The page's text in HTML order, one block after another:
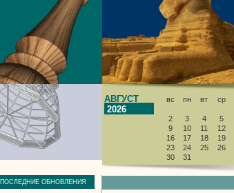
АВГУСТ
2026
вс пн вт ср
2
3 4 5
9
10 11 12
16
17 18 19
23
24 25 26
30
31
ПОСЛЕДНИЕ ОБНОВЛЕНИЯ